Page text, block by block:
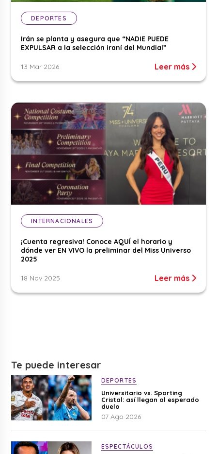
DEPORTES
Irán se planta y asegura que “NADIE PUEDE
EXPULSAR a la selección iraní del Mundial”
13 Mar 2026 Leer más
INTERNACIONALES
¡Cuenta regresiva! Conoce AQUÍ el horario y
dónde ver EN VIVO la preliminar del Miss Universo
2025
18 Nov 2025 Leer más
Te puede interesar
DEPORTES
Universitario vs. Sporting
Cristal: así llegan al esperado
duelo
07 Ago 2026
ESPECTÁCULOS